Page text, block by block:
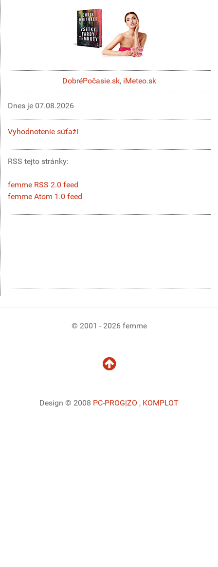
DobréPočasie.sk, iMeteo.sk
Dnes je 07.08.2026
Vyhodnotenie súťaží
RSS tejto stránky:
femme RSS 2.0 feed
femme Atom 1.0 feed
© 2001 - 2026 femme
Design © 2008 PC-PROG|ZO , KOMPLOT